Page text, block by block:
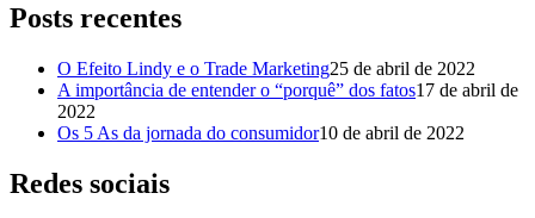
Posts recentes
O Efeito Lindy e o Trade Marketing25 de abril de 2022
A importância de entender o “porquê” dos fatos17 de abril de
2022
Os 5 As da jornada do consumidor10 de abril de 2022
Redes sociais